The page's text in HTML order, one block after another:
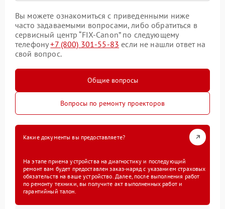
Вы можете ознакомиться с приведенными ниже
часто задаваемыми вопросами, либо обратиться в
сервисный центр “FIX-Canon” по следующему
телефону+7 (800) 301-55-83 если не нашли ответ на
свой вопрос.
Общие вопросы
Вопросы по ремонту проекторов
Какие документы вы предоставляете?
На этапе приема устройства на диагностику и последующий
ремонт вам будет предоставлен заказ-наряд с указанием страховых
обязательств на ваше устройство. Далее, после выполнения работ
по ремонту техники, вы получите акт выполненных работ и
гарантийный талон.